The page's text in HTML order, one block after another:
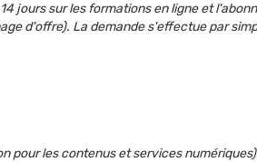
jours sur les formations en ligne et
d'offre). La demande s'effectue par
pour les contenus et services